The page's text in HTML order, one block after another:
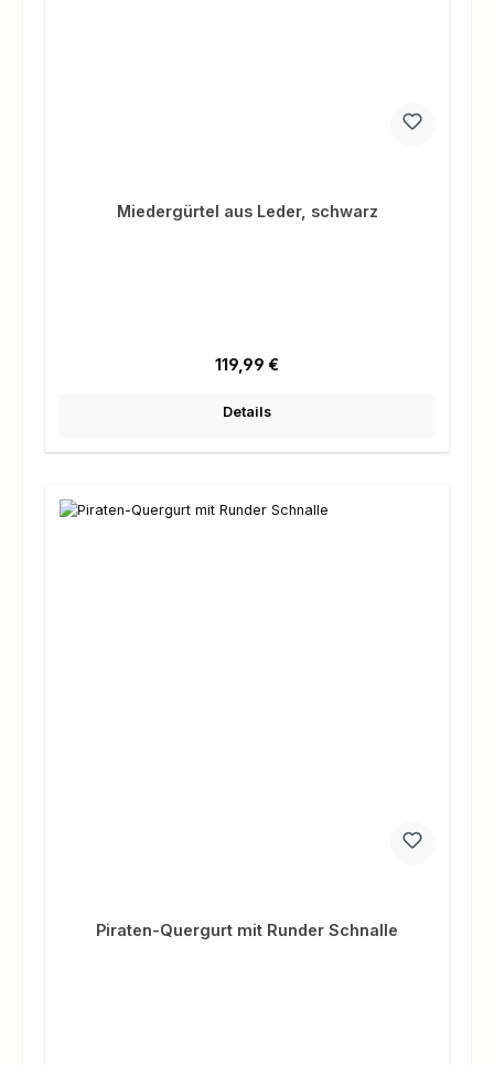
Miedergürtel aus Leder, schwarz
Regulärer Preis:
119,99 €
Details
Piraten-Quergurt mit Runder Schnalle